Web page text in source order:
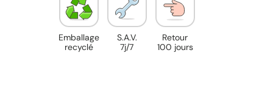
Emballage
recyclé
S.A.V.
7j/7
Retour
100 jours